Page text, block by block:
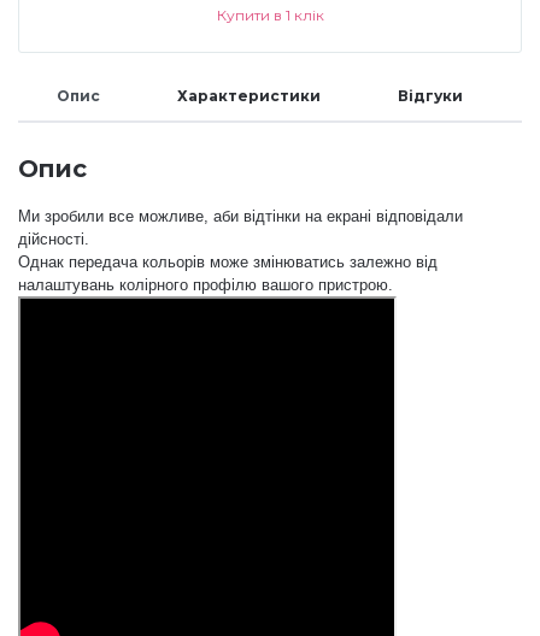
Купити в 1 клік
Опис Характеристики Відгуки
Опис
Ми зробили все можливе, аби відтінки на екрані відповідали
дійсності.
Однак передача кольорів може змінюватись залежно від
налаштувань колірного профілю вашого пристрою.